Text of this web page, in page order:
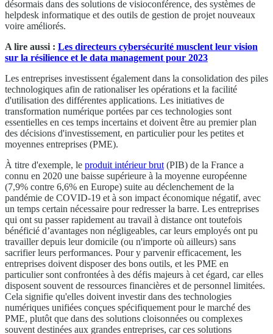
désormais dans des solutions de visioconférence, des systèmes de
helpdesk informatique et des outils de gestion de projet nouveaux
voire améliorés.
A lire aussi : Les directeurs cybersécurité musclent leur vision
sur la résilience et le data management pour 2023
Les entreprises investissent également dans la consolidation des piles
technologiques afin de rationaliser les opérations et la facilité
d'utilisation des différentes applications. Les initiatives de
transformation numérique portées par ces technologies sont
essentielles en ces temps incertains et doivent être au premier plan
des décisions d'investissement, en particulier pour les petites et
moyennes entreprises (PME).
À titre d'exemple, le produit intérieur brut (PIB) de la France a
connu en 2020 une baisse supérieure à la moyenne européenne
(7,9% contre 6,6% en Europe) suite au déclenchement de la
pandémie de COVID-19 et à son impact économique négatif, avec
un temps certain nécessaire pour redresser la barre. Les entreprises
qui ont su passer rapidement au travail à distance ont toutefois
bénéficié d’avantages non négligeables, car leurs employés ont pu
travailler depuis leur domicile (ou n'importe où ailleurs) sans
sacrifier leurs performances. Pour y parvenir efficacement, les
entreprises doivent disposer des bons outils, et les PME en
particulier sont confrontées à des défis majeurs à cet égard, car elles
disposent souvent de ressources financières et de personnel limitées.
Cela signifie qu'elles doivent investir dans des technologies
numériques unifiées conçues spécifiquement pour le marché des
PME, plutôt que dans des solutions cloisonnées ou complexes
souvent destinées aux grandes entreprises, car ces solutions